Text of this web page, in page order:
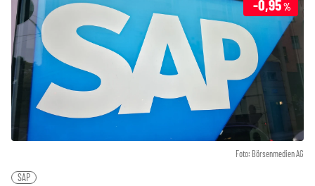
Foto: Börsenmedien AG
-0,95%
SAP